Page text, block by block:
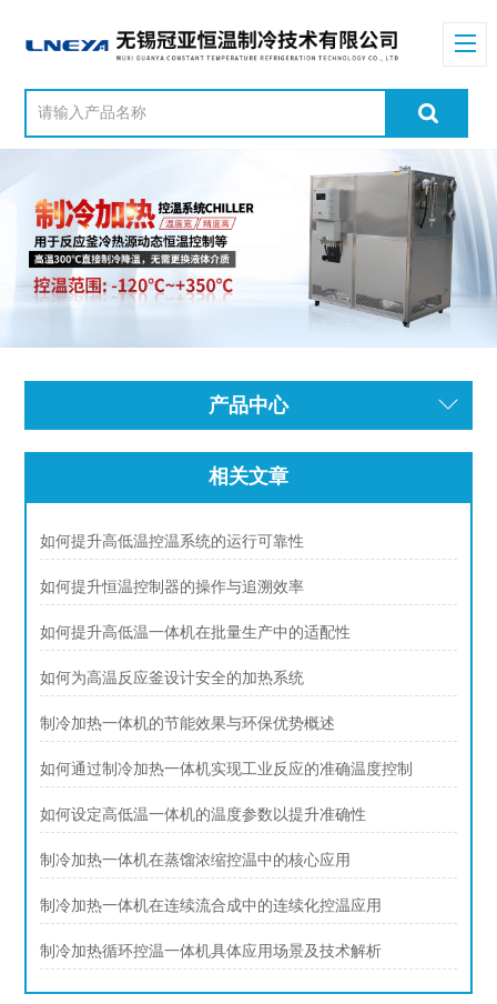
产品中心
相关文章
如何提升高低温控温系统的运行可靠性
如何提升恒温控制器的操作与追溯效率
如何提升高低温一体机在批量生产中的适配性
如何为高温反应釜设计安全的加热系统
制冷加热一体机的节能效果与环保优势概述
如何通过制冷加热一体机实现工业反应的准确温度控制
如何设定高低温一体机的温度参数以提升准确性
制冷加热一体机在蒸馏浓缩控温中的核心应用
制冷加热一体机在连续流合成中的连续化控温应用
制冷加热循环控温一体机具体应用场景及技术解析